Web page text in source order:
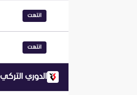
انتهت
انتهت
الدوري التركي